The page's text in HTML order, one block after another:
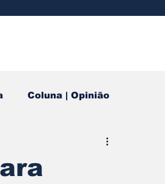
Coluna | Opinião